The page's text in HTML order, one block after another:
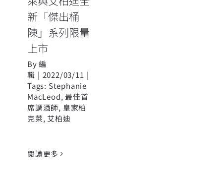
新「傑出桶
陳」系列限量
上市
By編
輯 | 2022/03/11 |
Tags: Stephanie
MacLeod,最佳首
席調酒師, 皇家柏
克萊, 艾柏迪
閱讀更多